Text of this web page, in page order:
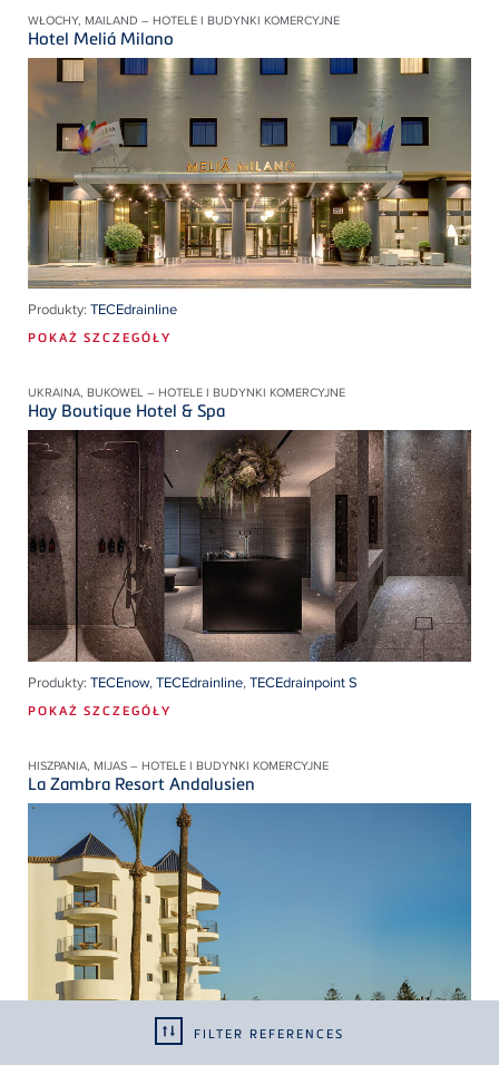
FILTER REFERENCES
WŁOCHY, MAILAND – HOTELE I BUDYNKI KOMERCYJNE
Hotel Meliá Milano
Produkty: TECEdrainline
POKAŻ SZCZEGÓŁY
UKRAINA, BUKOWEL – HOTELE I BUDYNKI KOMERCYJNE
Hay Boutique Hotel & Spa
Produkty: TECEnow,TECEdrainline,TECEdrainpoint S
POKAŻ SZCZEGÓŁY
HISZPANIA, MIJAS – HOTELE I BUDYNKI KOMERCYJNE
La Zambra Resort Andalusien